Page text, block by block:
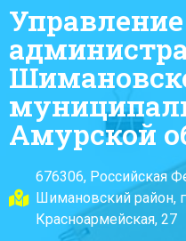
Амурской
676306, Российская
Шимановский район,
Красноармейская, 27